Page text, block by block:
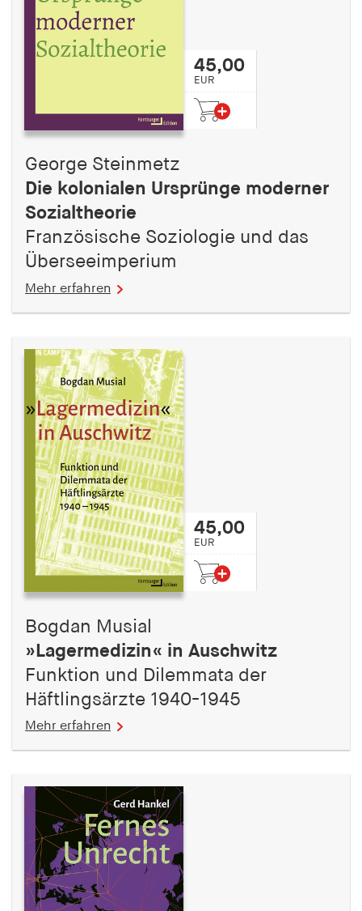
45,00
EUR
George Steinmetz
Die kolonialen Ursprünge moderner
Sozialtheorie
Französische Soziologie und das
Überseeimperium
Mehr erfahren
45,00
EUR
Bogdan Musial
»Lagermedizin« in Auschwitz
Funktion und Dilemmata der
Häftlingsärzte 1940-1945
Mehr erfahren